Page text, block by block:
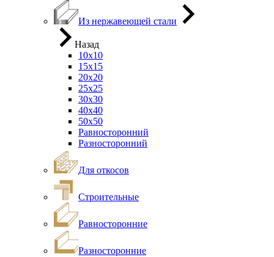
Из нержавеющей стали
Назад
10х10
15х15
20х20
25х25
30х30
40х40
50х50
Равносторонний
Разносторонний
Для откосов
Строительные
Равносторонние
Разносторонние